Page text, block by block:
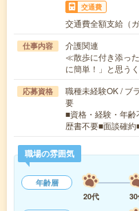
交通費
交通費全額支給（
仕事内容
介護関連
≪散歩に付き添っ
に簡単！」と思う
応募資格
職種未経験OK / ブ
要
■資格・経験・年
歴書不要■面談確
職場の雰囲気
年齢層
20代